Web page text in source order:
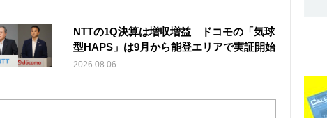
NTTの1Q決算は増収増益 ドコモの「気球
型HAPS」は9月から能登エリアで実証開始
2026.08.06